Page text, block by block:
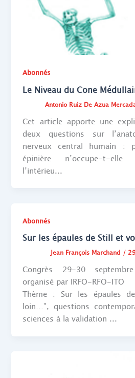
Abonnés
Le Niveau du Cone
Antonio Ruiz De Azua
Cet article apporte une
deux questions sur
nerveux central humain :
épinière n’occupe-t-elle
l’intérieu...
Abonnés
Sur les épaules de Still et
Jean François Marchand /
Congrès 29-30
organisé par IRFO-RFO-ITO
Thème : Sur les épaules
loin…”, questions
sciences à la validation ...